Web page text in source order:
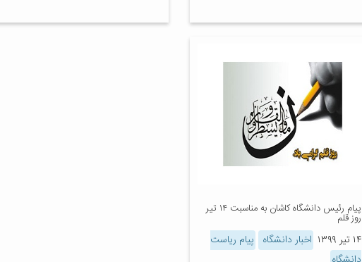
پیام رئیس دانشگاه کاشان به مناسبت ۱۴ تیر
روز قلم
۱۴ تیر ۱۳۹۹ اخبار دانشگاه پیام ریاست